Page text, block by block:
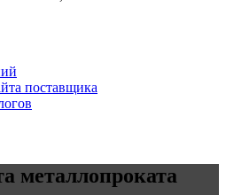
поставщика
металлопроката